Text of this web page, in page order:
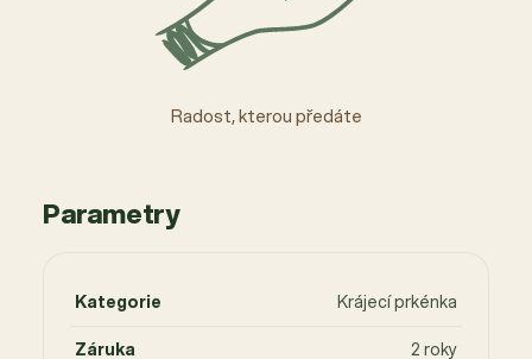
Radost, kterou předáte
Parametry
Kategorie
Krájecí prkénka
Záruka
2 roky